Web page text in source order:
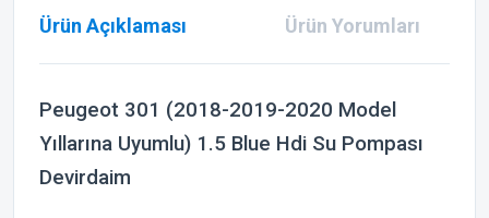
Ürün Açıklaması Ürün Yorumları
Peugeot 301 (2018-2019-2020 Model
Yıllarına Uyumlu) 1.5 Blue Hdi Su Pompası
Devirdaim